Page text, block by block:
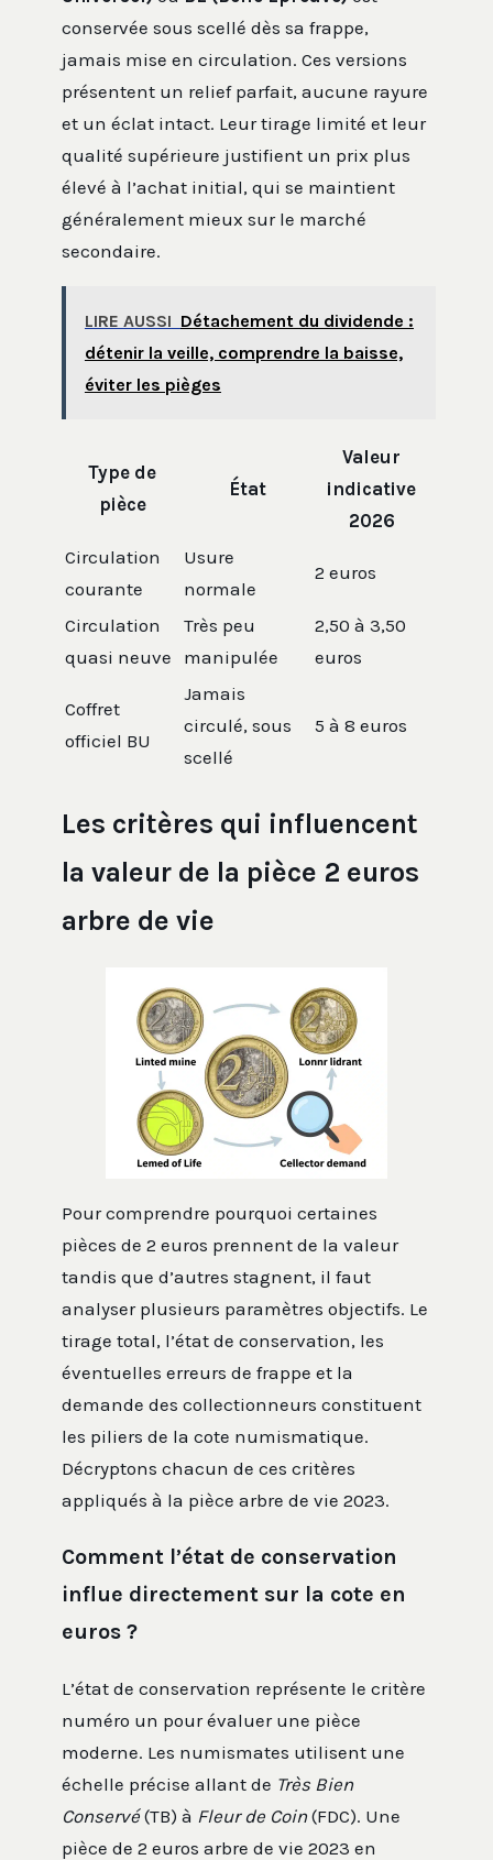
conservée sous scellé dès sa frappe,
jamais mise en circulation. Ces versions
présentent un relief parfait, aucune rayure
et un éclat intact. Leur tirage limité et leur
qualité supérieure justifient un prix plus
élevé à l’achat initial, qui se maintient
généralement mieux sur le marché
secondaire.
LIRE AUSSI Détachement du dividende :
détenir la veille, comprendre la baisse,
éviter les pièges
Type de
pièce
État
Valeur
indicative
2026
Circulation
courante
Usure
normale
2 euros
Circulation
quasi neuve
Très peu
manipulée
2,50 à 3,50
euros
Coffret
officiel BU
Jamais
circulé, sous
scellé
5 à 8 euros
Les critères qui influencent
la valeur de la pièce 2 euros
arbre de vie
Pour comprendre pourquoi certaines
pièces de 2 euros prennent de la valeur
tandis que d’autres stagnent, il faut
analyser plusieurs paramètres objectifs. Le
tirage total, l’état de conservation, les
éventuelles erreurs de frappe et la
demande des collectionneurs constituent
les piliers de la cote numismatique.
Décryptons chacun de ces critères
appliqués à la pièce arbre de vie 2023.
Comment l’état de conservation
influe directement sur la cote en
euros ?
L’état de conservation représente le critère
numéro un pour évaluer une pièce
moderne. Les numismates utilisent une
échelle précise allant de Très Bien
Conservé(TB) à Fleur de Coin (FDC). Une
pièce de 2 euros arbre de vie 2023 en